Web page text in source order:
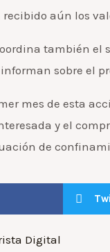
aún los
también
informan sobre el
mes de esta
y el
de